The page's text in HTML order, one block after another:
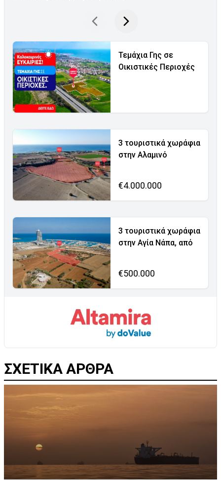
Τεμάχια Γης σε
Οικιστικές Περιοχές
3 τουριστικά χωράφια
στην Αλαμινό
€4.000.000
3 τουριστικά χωράφια
στην Αγία Νάπα, από
€500.000
ΣΧΕΤΙΚΑ ΑΡΘΡΑ